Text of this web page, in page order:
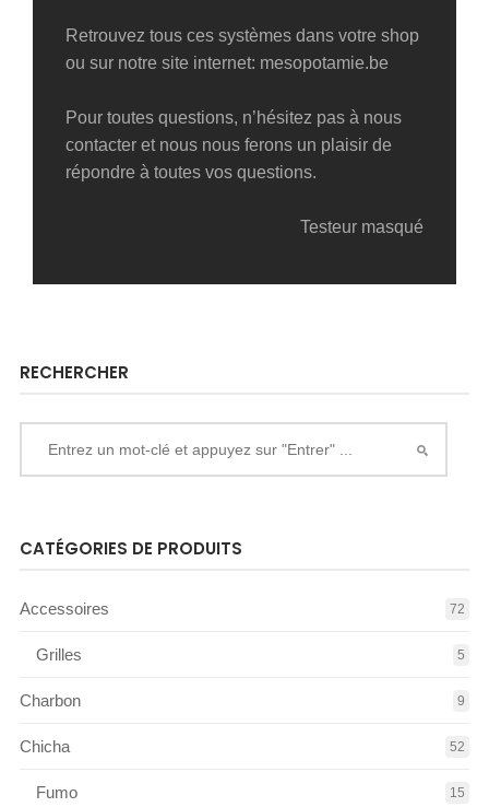
Retrouvez tous ces systèmes dans votre shop
ou sur notre site internet: mesopotamie.be
Pour toutes questions, n’hésitez pas à nous
contacter et nous nous ferons un plaisir de
répondre à toutes vos questions.
Testeur masqué
RECHERCHER
CATÉGORIES DE PRODUITS
Accessoires 72
Grilles 5
Charbon 9
Chicha 52
Fumo 15